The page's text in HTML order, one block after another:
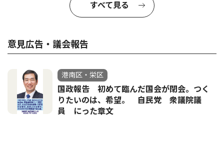
すべて見る
意見広告・議会報告
港南区・栄区
国政報告 初めて臨んだ国会が閉会。つく
りたいのは、希望。 自民党 衆議院議
員 にった章文